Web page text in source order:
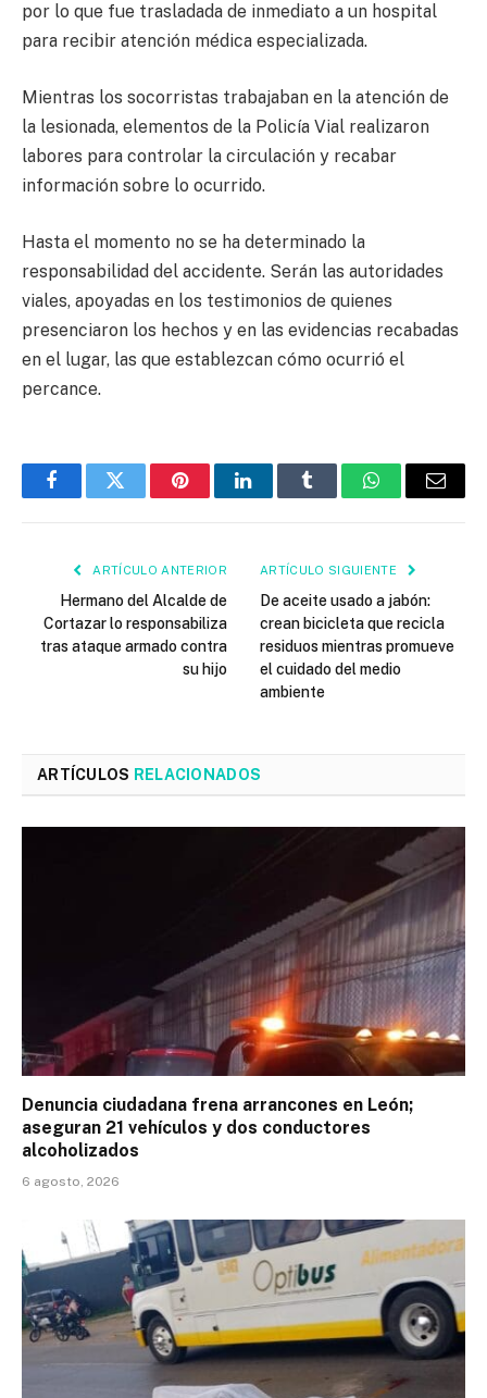
por lo que fue trasladada de inmediato a un hospital
para recibir atención médica especializada.
Mientras los socorristas trabajaban en la atención de
la lesionada, elementos de la Policía Vial realizaron
labores para controlar la circulación y recabar
información sobre lo ocurrido.
Hasta el momento no se ha determinado la
responsabilidad del accidente. Serán las autoridades
viales, apoyadas en los testimonios de quienes
presenciaron los hechos y en las evidencias recabadas
en el lugar, las que establezcan cómo ocurrió el
percance.
FacebookTwitter PinterestLinkedInTumblr WhatsAppEmail
ARTÍCULO ANTERIOR
Hermano del Alcalde de
Cortazar lo responsabiliza
tras ataque armado contra
su hijo
ARTÍCULO SIGUIENTE
De aceite usado a jabón:
crean bicicleta que recicla
residuos mientras promueve
el cuidado del medio
ambiente
ARTÍCULOS RELACIONADOS
Denuncia ciudadana frena arrancones en León;
aseguran 21 vehículos y dos conductores
alcoholizados
6 agosto, 2026